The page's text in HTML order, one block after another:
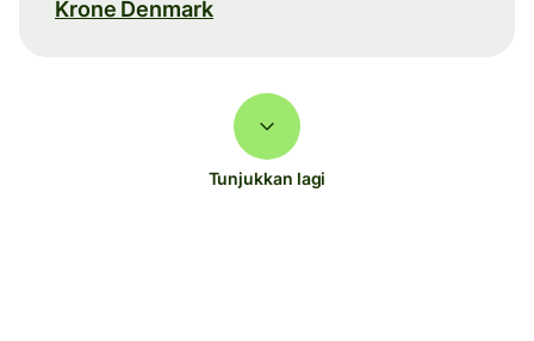
Krone Denmark
Tunjukkan lagi